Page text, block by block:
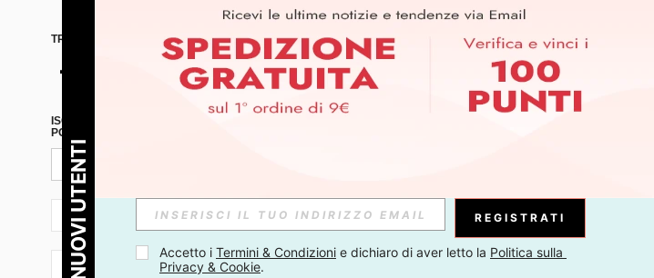
TROVACI SU APP
ISCRIVITI ALLA NOSTRA NEWSLETTER PER SCOPRIRE LE ULTIME TENDENZE IN ANTEPRIMA! (È
POSSIBILE ANNULLARE LA SOTTOSCRIZIONE IN QUALSIASI MOMENTO).
IT + 39 Abbonati
IT + 39
PER I NUOVI UTENTI REGISTRATI
Accetto i Termini & Condizioni e dichiaro di aver letto la Politica sulla
Privacy & Cookie.